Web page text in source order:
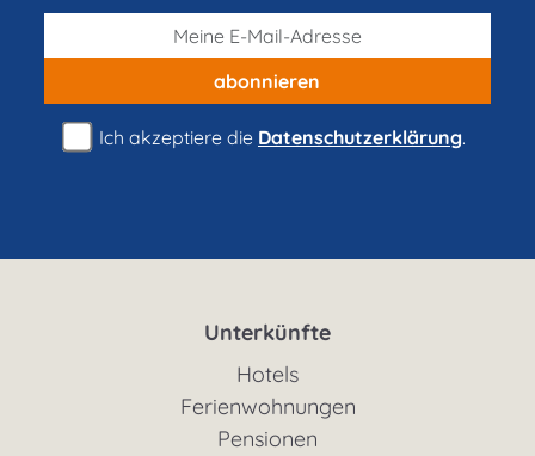
abonnieren
Ich akzeptiere die Datenschutzerklärung.
Unterkünfte
Hotels
Ferienwohnungen
Pensionen